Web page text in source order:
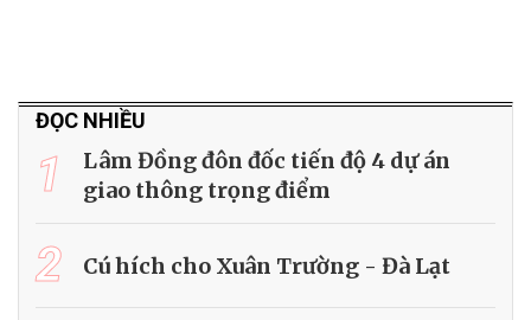
ĐỌC NHIỀU
1
Lâm Đồng đôn đốc tiến độ 4 dự án
giao thông trọng điểm
2 Cú hích cho Xuân Trường - Đà Lạt